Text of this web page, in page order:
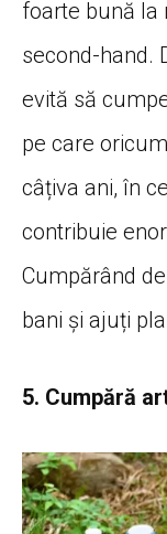
foarte bună la
second-hand.
evită să
pe care
câțiva ani, în
contribuie
Cumpărând
bani și ajuți
5. Cumpără